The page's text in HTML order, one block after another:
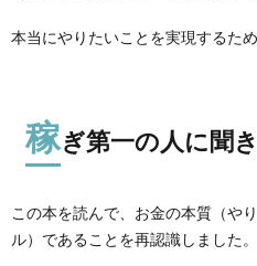
本当にやりたいことを実現するた
稼ぎ第一の人に聞
この本を読んで、お金の本質（や
ル）であることを再認識しました。